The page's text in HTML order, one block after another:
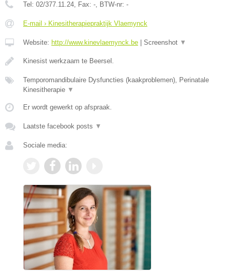
Tel: 02/377.11.24, Fax: -, BTW-nr: -
E-mail › Kinesitherapiepraktijk Vlaemynck
Website: http://www.kinevlaemynck.be Screenshot ▼
Kinesist werkzaam te Beersel.
Temporomandibulaire Dysfuncties (kaakproblemen), Perinatale
Kinesitherapie ▼
Er wordt gewerkt op afspraak.
Laatste facebook posts ▼
Sociale media: